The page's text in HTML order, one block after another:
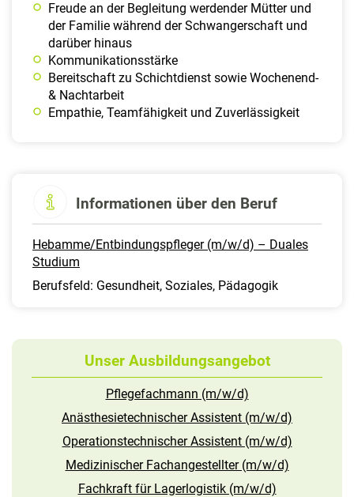
Freude an der Begleitung werdender Mütter und
der Familie während der Schwangerschaft und
darüber hinaus
Kommunikationsstärke
Bereitschaft zu Schichtdienst sowie Wochenend-
& Nachtarbeit
Empathie, Teamfähigkeit und Zuverlässigkeit
Informationen über den Beruf
Hebamme/Entbindungspfleger (m/w/d) – Duales
Studium
Berufsfeld: Gesundheit, Soziales, Pädagogik
Unser Ausbildungsangebot
Pflegefachmann (m/w/d)
Anästhesietechnischer Assistent (m/w/d)
Operationstechnischer Assistent (m/w/d)
Medizinischer Fachangestellter (m/w/d)
Fachkraft für Lagerlogistik (m/w/d)